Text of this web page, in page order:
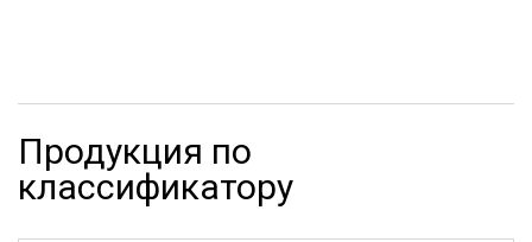
Продукция по
классификатору